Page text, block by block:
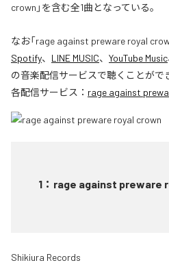
crown」を含む全1曲となっている。
なお「rage against preware royal
Spotify、 LINE MUSIC、 YouTube Music
の音楽配信サービスで聴くことがで
各配信サービス： rage against
1 ： rage against preware
Shikiura Records